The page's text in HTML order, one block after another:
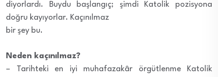
diyorlardı. Buydu başlangıç; şimdi Katolik pozisyona
doğru kayıyorlar. Kaçınılmaz
bir şey bu.
Neden kaçınılmaz?
– Tarihteki en iyi muhafazakâr örgütlenme Katolik